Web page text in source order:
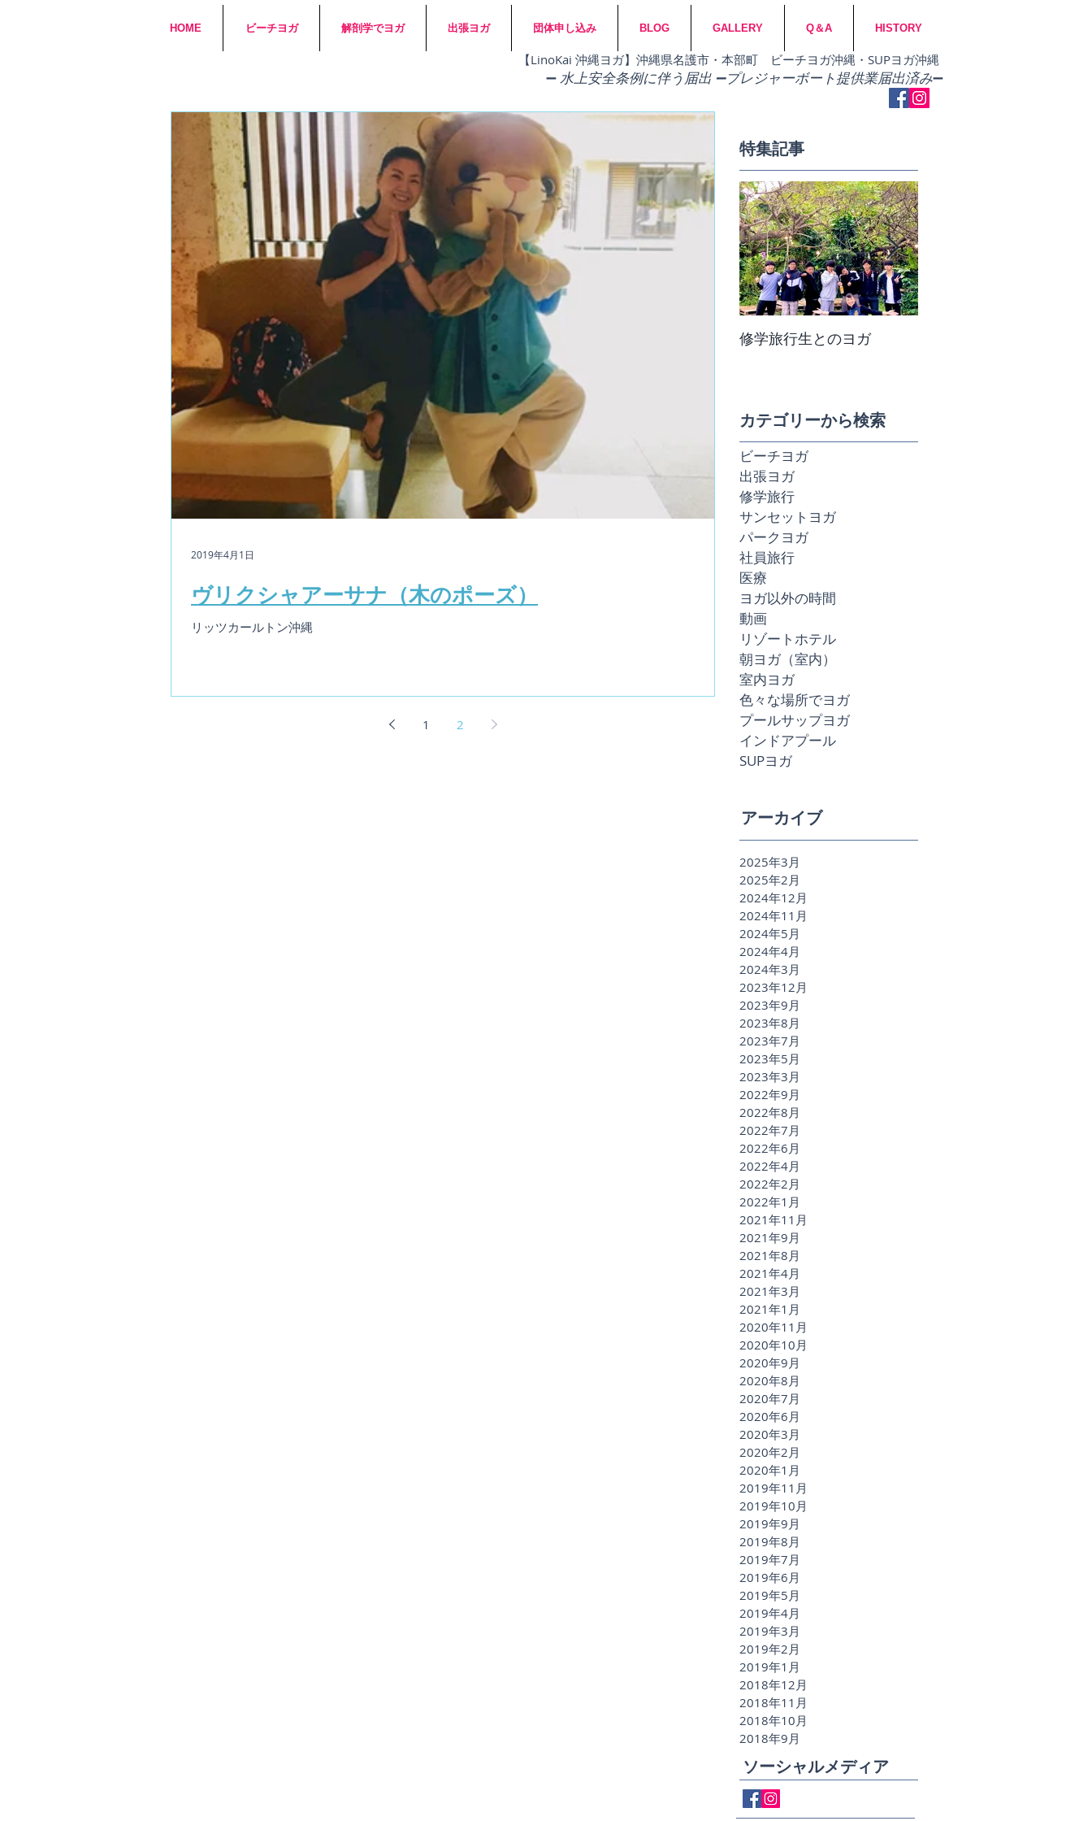
HOME ビーチヨガ 解剖学でヨガ 出張ヨガ 団体申し込み BLOG GALLERY Q＆A HISTORY
​【LinoKai 沖縄ヨガ】沖縄県名護市・本部町 ビーチヨガ沖縄・SUPヨガ沖縄
➖水上安全条例に伴う届出 ➖​プレジャーボート提供業届出済み➖
ヴリクシャアーサナ（木のポーズ）
リッツカールトン沖縄
2019年4月1日
1 2
特集記事
修学旅行生とのヨガ
カテゴリーから検索
ビーチヨガ
出張ヨガ
修学旅行
サンセットヨガ
パークヨガ
社員旅行
医療
ヨガ以外の時間
動画
リゾートホテル
朝ヨガ（室内）
室内ヨガ
色々な場所でヨガ
プールサップヨガ
インドアプール
SUPヨガ
アーカイブ
2025年3月
2025年2月
2024年12月
2024年11月
2024年5月
2024年4月
2024年3月
2023年12月
2023年9月
2023年8月
2023年7月
2023年5月
2023年3月
2022年9月
2022年8月
2022年7月
2022年6月
2022年4月
2022年2月
2022年1月
2021年11月
2021年9月
2021年8月
2021年4月
2021年3月
2021年1月
2020年11月
2020年10月
2020年9月
2020年8月
2020年7月
2020年6月
2020年3月
2020年2月
2020年1月
2019年11月
2019年10月
2019年9月
2019年8月
2019年7月
2019年6月
2019年5月
2019年4月
2019年3月
2019年2月
2019年1月
2018年12月
2018年11月
2018年10月
2018年9月
ソーシャルメディア